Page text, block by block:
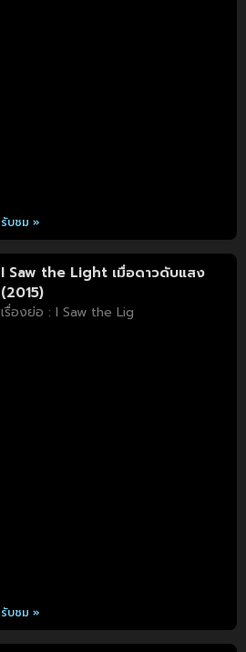
รับชม »
I Saw the Light เมื่อดาวดับแสง
(2015)
เรื่องย่อ : I Saw the Lig
รับชม »